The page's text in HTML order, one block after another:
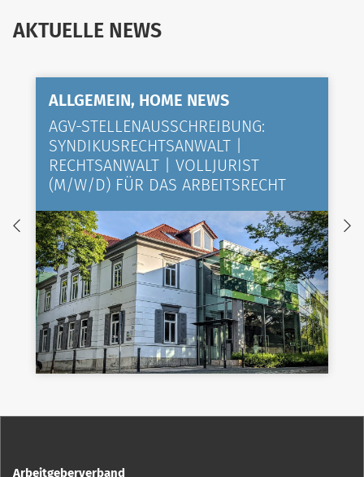
AKTUELLE NEWS
ALLGEMEIN, HOME NEWS
AGV-STELLENAUSSCHREIBUNG:
SYNDIKUSRECHTSANWALT |
RECHTSANWALT | VOLLJURIST
(M/W/D) FÜR DAS ARBEITSRECHT
Arbeitgeberverband